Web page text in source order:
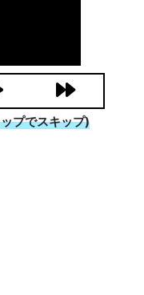
プでスキップ)